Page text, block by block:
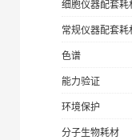
细胞仪器配套耗
常规仪器配套耗
色谱
能力验证
环境保护
分子生物耗材